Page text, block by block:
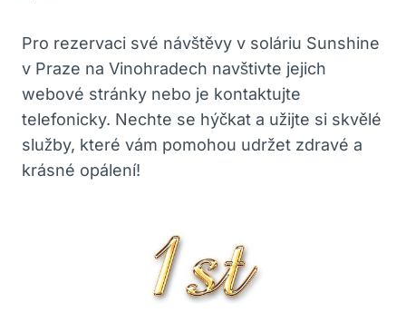
Pro rezervaci své⁢ návštěvy⁤ v soláriu Sunshine
v Praze na Vinohradech navštivte jejich
webové​ stránky⁢ nebo je kontaktujte
‌telefonicky.⁣ Nechte se hýčkat a užijte⁣ si skvělé
služby, které‍ vám pomohou udržet zdravé a⁢
krásné opálení!